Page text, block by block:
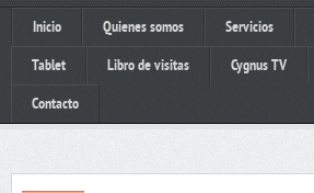
Inicio Quienes somos Servicios
Tablet Libro de visitas Cygnus TV
Contacto